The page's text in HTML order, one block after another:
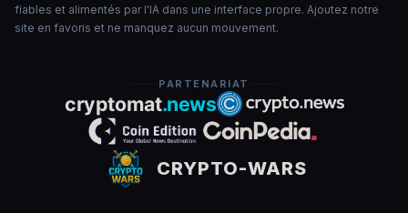
fiables et alimentés par l'IA dans une interface propre. Ajoutez notre
site en favoris et ne manquez aucun mouvement.
PARTENARIAT
CRYPTO-WARS